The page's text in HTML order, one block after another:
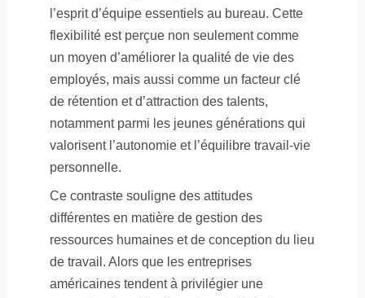
l’esprit d’équipe essentiels au bureau. Cette
flexibilité est perçue non seulement comme
un moyen d’améliorer la qualité de vie des
employés, mais aussi comme un facteur clé
de rétention et d’attraction des talents,
notamment parmi les jeunes générations qui
valorisent l’autonomie et l’équilibre travail-vie
personnelle.
Ce contraste souligne des attitudes
différentes en matière de gestion des
ressources humaines et de conception du lieu
de travail. Alors que les entreprises
américaines tendent à privilégier une